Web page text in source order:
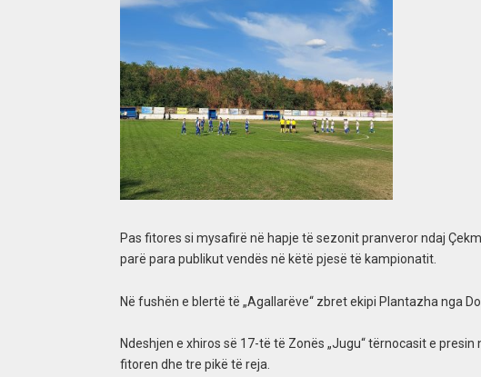
Pas fitores si mysafirë në hapje të sezonit pranveror ndaj
parë para publikut vendës në këtë pjesë të kampionatit.
Në fushën e blertë të „Agallarëve“ zbret ekipi Plantazha nga
Ndeshjen e xhiros së 17-të të Zonës „Jugu“ tërnocasit e
fitoren dhe tre pikë të reja.